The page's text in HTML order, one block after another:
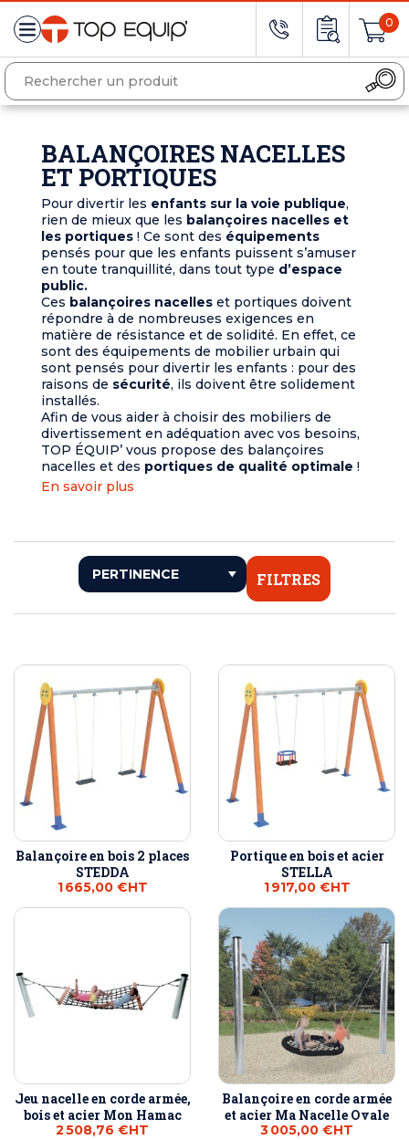
0
BALANÇOIRES NACELLES
ET PORTIQUES
Pour divertir les enfants sur la voie publique,
rien de mieux que les balançoires nacelles et
les portiques ! Ce sont des équipements
pensés pour que les enfants puissent s’amuser
en toute tranquillité, dans tout type d’espace
public.
Ces balançoires nacelles et portiques doivent
répondre à de nombreuses exigences en
matière de résistance et de solidité. En effet, ce
sont des équipements de mobilier urbain qui
sont pensés pour divertir les enfants : pour des
raisons de sécurité, ils doivent être solidement
installés.
Afin de vous aider à choisir des mobiliers de
divertissement en adéquation avec vos besoins,
TOP ÉQUIP’ vous propose des balançoires
nacelles et des portiques de qualité optimale !
En savoir plus
FILTRES
Balançoire en bois 2 places
STEDDA
1 665,00 €HT
Portique en bois et acier
STELLA
1 917,00 €HT
Jeu nacelle en corde armée,
bois et acier Mon Hamac
2 508,76 €HT
Balançoire en corde armée
et acier Ma Nacelle Ovale
3 005,00 €HT